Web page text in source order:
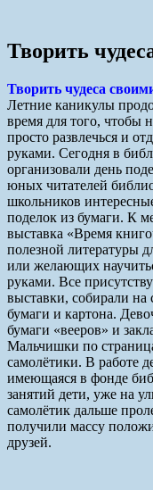
Творить
Творить чудеса
Летние каникулы
время для того, чтобы
просто развлечься и
руками. Сегодня в
организовали день
юных читателей
школьников
поделок из бумаги. К
выставка «Время
полезной литературы
или желающих
руками. Все
выставки, собирали на
бумаги и картона.
бумаги «вееров» и
Мальчишки по
самолётики. В работе
имеющаяся в фонде
занятий дети, уже на
самолётик дальше
получили массу
друзей.